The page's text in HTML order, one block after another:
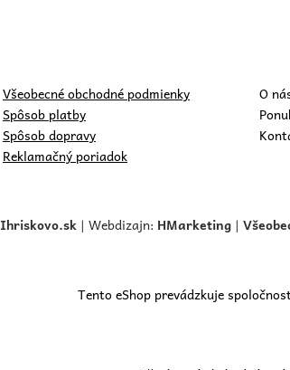
Všeobecné obchodné podmienky
Spôsob platby
Spôsob dopravy
Reklamačný poriadok
O
Ihriskovo.sk| Webdizajn: HMarketing |
Tento eShop prevádzkuje